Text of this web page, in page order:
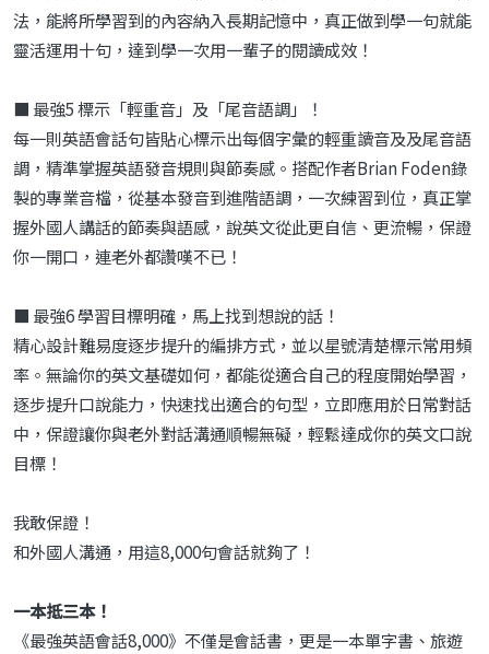
法，能將所學習到的內容納入長期記憶中，真正做到學一句就能
靈活運用十句，達到學一次用一輩子的閱讀成效！
■ 最強5 標示「輕重音」及「尾音語調」！
每一則英語會話句皆貼心標示出每個字彙的輕重讀音及及尾音語
調，精準掌握英語發音規則與節奏感。搭配作者Brian Foden錄
製的專業音檔，從基本發音到進階語調，一次練習到位，真正掌
握外國人講話的節奏與語感，說英文從此更自信、更流暢，保證
你一開口，連老外都讚嘆不已！
■ 最強6 學習目標明確，馬上找到想說的話！
精心設計難易度逐步提升的編排方式，並以星號清楚標示常用頻
率。無論你的英文基礎如何，都能從適合自己的程度開始學習，
逐步提升口說能力，快速找出適合的句型，立即應用於日常對話
中，保證讓你與老外對話溝通順暢無礙，輕鬆達成你的英文口說
目標！
我敢保證！
和外國人溝通，用這8,000句會話就夠了！
一本抵三本！
《最強英語會話8,000》不僅是會話書，更是一本單字書、旅遊